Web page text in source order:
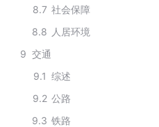
8.7 社会保障
8.8 人居环境
9 交通
9.1 综述
9.2 公路
9.3 铁路